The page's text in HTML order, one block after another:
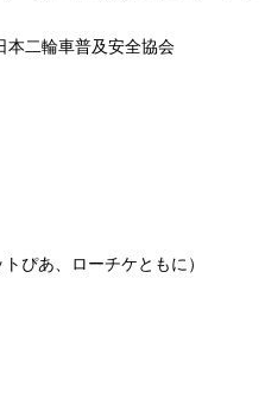
本二輪車普及安全協会
ぴあ、ローチケともに）